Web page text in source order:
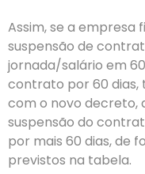
Assim, se a empresa
suspensão de
jornada/salário em
contrato por 60 dias,
com o novo decreto,
suspensão do
por mais 60 dias, de
previstos na tabela.